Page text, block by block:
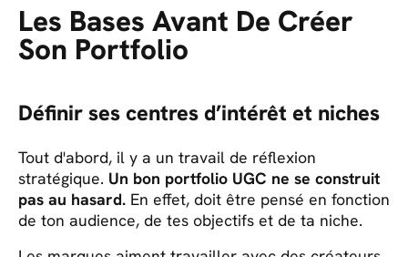
Les Bases Avant De Créer
Son Portfolio
Définir ses centres d’intérêt et niches
Tout d'abord, il y a un travail de réflexion
stratégique. Un bon portfolio UGC ne se construit
pas au hasard.En effet, doit être pensé en fonction
de ton audience, de tes objectifs et de ta niche.